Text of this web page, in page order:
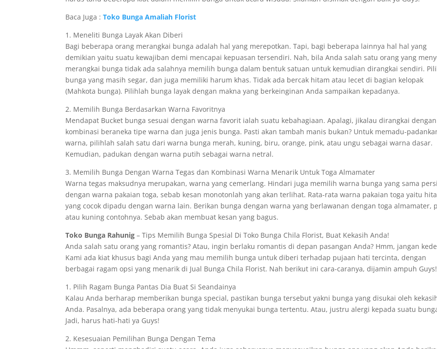
Baca Juga :Toko Bunga Amaliah Florist
1. Meneliti Bunga Layak Akan Diberi
Bagi beberapa orang merangkai bunga adalah hal yang merepotkan. Tapi, bagi beberapa lainnya hal hal yang
demikian yaitu suatu kewajiban demi mencapai kepuasan tersendiri. Nah, bila Anda salah satu orang yang
merangkai bunga tidak ada salahnya memilih bunga dalam bentuk satuan untuk kemudian dirangkai sendiri.
bunga yang masih segar, dan juga memiliki harum khas. Tidak ada bercak hitam atau lecet di bagian kelopak
(Mahkota bunga). Pilihlah bunga layak dengan makna yang berkeinginan Anda sampaikan kepadanya.
2. Memilih Bunga Berdasarkan Warna Favoritnya
Mendapat Bucket bunga sesuai dengan warna favorit ialah suatu kebahagiaan. Apalagi, jikalau dirangkai dengan
kombinasi beraneka tipe warna dan juga jenis bunga. Pasti akan tambah manis bukan? Untuk memadu-
warna, pilihlah salah satu dari warna bunga merah, kuning, biru, orange, pink, atau ungu sebagai warna dasar.
Kemudian, padukan dengan warna putih sebagai warna netral.
3. Memilih Bunga Dengan Warna Tegas dan Kombinasi Warna Menarik Untuk Toga Almamater
Warna tegas maksudnya merupakan, warna yang cemerlang. Hindari juga memilih warna bunga yang sama
dengan warna pakaian toga, sebab kesan monotonlah yang akan terlihat. Rata-rata warna pakaian toga yaitu
yang cocok dipadu dengan warna lain. Berikan bunga dengan warna yang berlawanan dengan toga almamater,
atau kuning contohnya. Sebab akan membuat kesan yang bagus.
Toko Bunga Rahunig – Tips Memilih Bunga Spesial Di Toko Bunga Chila Florist, Buat Kekasih Anda!
Anda salah satu orang yang romantis? Atau, ingin berlaku romantis di depan pasangan Anda? Hmm, jangan
Kami ada kiat khusus bagi Anda yang mau memilih bunga untuk diberi terhadap pujaan hati tercinta, dengan
berbagai ragam opsi yang menarik di Jual Bunga Chila Florist. Nah berikut ini cara-caranya, dijamin ampuh Guys!
1. Pilih Ragam Bunga Pantas Dia Buat Si Seandainya
Kalau Anda berharap memberikan bunga special, pastikan bunga tersebut yakni bunga yang disukai oleh
Anda. Pasalnya, ada beberapa orang yang tidak menyukai bunga tertentu. Atau, justru alergi kepada suatu
Jadi, harus hati-hati ya Guys!
2. Kesesuaian Pemilihan Bunga Dengan Tema